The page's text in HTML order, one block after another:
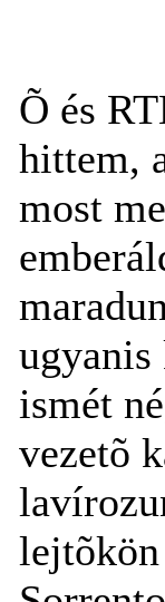
Õ és
hittem,
most
ugyanis
ismét
vezetõ
lejtõkön